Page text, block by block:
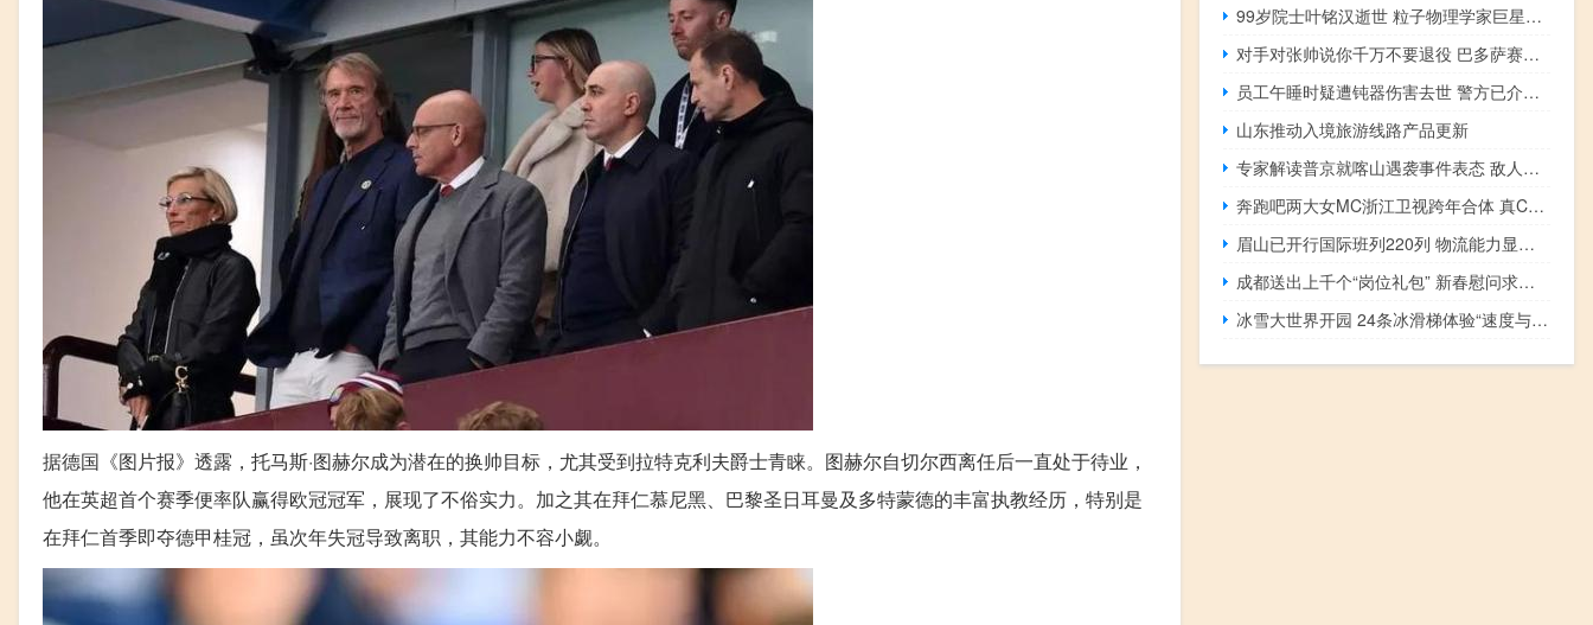
据德国《图片报》透露，托马斯·图赫尔成为潜在的换帅目标，尤其受到拉特克利夫爵士青睐。图赫尔自切尔西离任后一直处于待业，
他在英超首个赛季便率队赢得欧冠冠军，展现了不俗实力。加之其在拜仁慕尼黑、巴黎圣日耳曼及多特蒙德的丰富执教经历，特别是
在拜仁首季即夺德甲桂冠，虽次年失冠导致离职，其能力不容小觑。
99岁院士叶铭汉逝世 粒子物理学家巨星陨落
对手对张帅说你千万不要退役 巴多萨赛后暖心鼓励
员工午睡时疑遭钝器伤害去世 警方已介入调查
山东推动入境旅游线路产品更新
专家解读普京就喀山遇袭事件表态 敌人将为此后悔
奔跑吧两大女MC浙江卫视跨年合体 真CP阵容引期待
眉山已开行国际班列220列 物流能力显著提升
成都送出上千个“岗位礼包” 新春慰问求职者
冰雪大世界开园 24条冰滑梯体验“速度与激情”